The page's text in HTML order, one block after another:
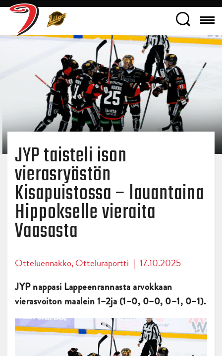
JYP taisteli ison
vierasryöstön
Kisapuistossa – lauantaina
Hippokselle vieraita
Vaasasta
Otteluennakko,Otteluraportti | 17.10.2025
JYP nappasi Lappeenrannasta arvokkaan
vierasvoiton maalein 1–2ja (1–0, 0–0, 0–1, 0–1).